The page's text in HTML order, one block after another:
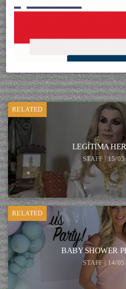
RELATED
LEGÍTIMA
STAFF | 15/
RELATED
BABY SHOWER
STAFF | 14/